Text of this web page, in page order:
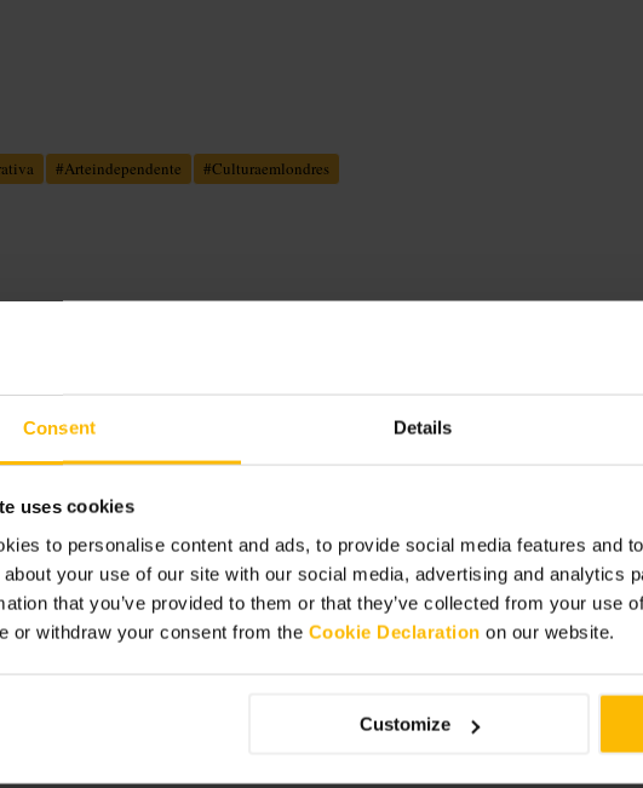
Consent Details
uses cookies
to personalise content and ads, to provide social media features and
about your use of our site with our social media, advertising and analytics
that you’ve provided to them or that they’ve collected from your use
or withdraw your consent from the Cookie Declaration on our website.
Customize
#Arteindependente #Culturaemlondres
focada em projetos. Obras que pedem atenção
informal e equipa disponível para explicar as
focadas e sem distrações.
mudam com frequência. Para visitas de grupo
visitas guiadas e reservas. Leve uma câmara sem
Combine a visita com um café ou um passeio pela
London SE1 7DR, UK